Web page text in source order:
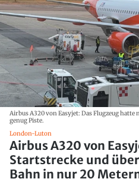
Airbus A320 von Easyjet: Das Flugzeug hatte
genug Piste.
London-Luton
Airbus A320 von
Startstrecke und
Bahn in nur 20